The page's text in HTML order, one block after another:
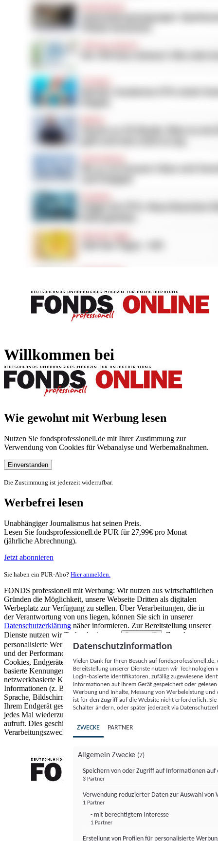
Willkommen bei
Wie gewohnt mit Werbung lesen
Nutzen Sie fondsprofessionell.de mit Ihrer Zustimmung zur
Verwendung von Cookies für Webanalyse und Werbemaßnahmen.
Einverstanden
Die Zustimmung ist jederzeit widerrufbar.
Werbefrei lesen
Unabhängiger Journalismus hat seinen Preis.
Lesen Sie fondsprofessionell.de PUR für 27,99€ pro Monat
(jährliche Abrechnung).
Jetzt abonnieren
Sie haben ein PUR-Abo? Hier anmelden.
FONDS professionell mit Werbung: Wir nutzen aus wirtschaftlichen
Gründen die Möglichkeit, unsere Webseite Dritten als digitalen
Werbeplatz zur Verfügung zu stellen. Über Verarbeitungen, die in
der Verantwortung von uns liegen, können Sie sich in unserer
Datenschutzerklärung näher informieren. Zur Bereitstellung unserer
Dienste nutzen wir Technologien von
Partnern (5)
. Zwecke:
personalisierte Werbung und Inhalte, Messung von Werbeleistung
und der Performance von Inhalten sowie Zielgruppenforschung.
Cookies, Endgeräte- oder ähnliche Online-Kennungen (z. B. login-
basierte Kennungen, zufällig generierte Kennungen,
netzwerkbasierte Kennungen) können zusammen mit anderen
Informationen (z. B. Browsertyp und Browserinformationen,
Sprache, Bildschirmgröße, unterstützte Technologien usw.) auf
Ihrem Endgerät gespeichert oder von dort ausgelesen werden, um es
jedes Mal wiederzuerkennen, wenn es eine App oder einer Webseite
aufruft. Dies geschieht für einen oder mehrere der hier aufgeführten
Verarbeitungszwecke.
Datenschutzinformation
Vielen Dank für Ihren Besuch auf
Bereitstellung unserer Dienste nutzen wir Technologien
Login-basierte Identifikatoren, zufällig zugewiesene
Informationen auf Ihrem Gerät gespeichert oder
Werbung und Inhalte, Messung von Werbeleistung
ist für den Zugriff auf die Website nicht erforderlich.
Schalter ändern, oder später jederzeit via
ZWECKE PARTNER
Allgemein Zwecke (7)
Speichern von oder Zugriff auf Informationen auf
3 Partner
Verwendung reduzierter Daten zur Auswahl von
1 Partner
- mit berechtigtem Interesse
1 Partner
Erstellung von Profilen für personalisierte
FONDS professionell